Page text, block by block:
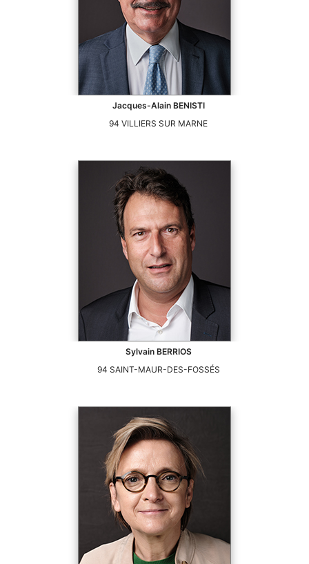
Jacques-Alain BENISTI
94 VILLIERS SUR MARNE
Sylvain BERRIOS
94 SAINT-MAUR-DES-FOSSÉS